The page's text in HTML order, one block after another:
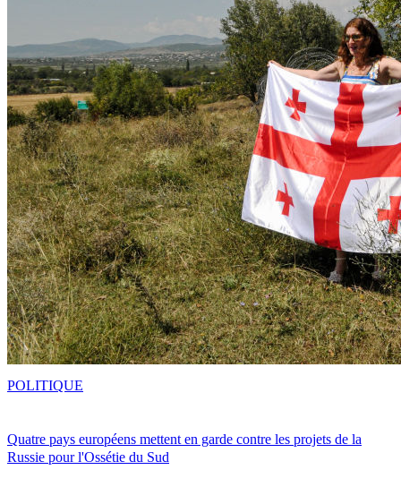
Quatre pays européens mettent en garde contre les projets de la
Russie pour l'Ossétie du Sud
POLITIQUE